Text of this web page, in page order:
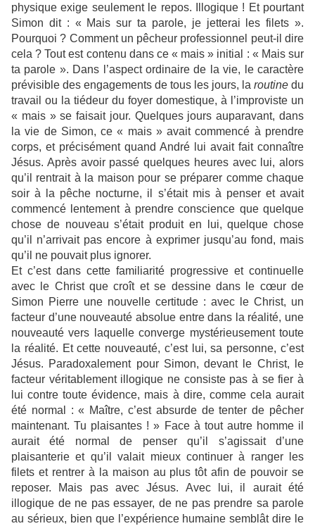
physique exige seulement le repos. Illogique ! Et pourtant
Simon dit : « Mais sur ta parole, je jetterai les filets ».
Pourquoi ? Comment un pêcheur professionnel peut-il dire
cela ? Tout est contenu dans ce « mais » initial : « Mais sur
ta parole ». Dans l’aspect ordinaire de la vie, le caractère
prévisible des engagements de tous les jours, la routine du
travail ou la tiédeur du foyer domestique, à l’improviste un
« mais » se faisait jour. Quelques jours auparavant, dans
la vie de Simon, ce « mais » avait commencé à prendre
corps, et précisément quand André lui avait fait connaître
Jésus. Après avoir passé quelques heures avec lui, alors
qu’il rentrait à la maison pour se préparer comme chaque
soir à la pêche nocturne, il s’était mis à penser et avait
commencé lentement à prendre conscience que quelque
chose de nouveau s’était produit en lui, quelque chose
qu’il n’arrivait pas encore à exprimer jusqu’au fond, mais
qu’il ne pouvait plus ignorer.
Et c’est dans cette familiarité progressive et continuelle
avec le Christ que croît et se dessine dans le cœur de
Simon Pierre une nouvelle certitude : avec le Christ, un
facteur d’une nouveauté absolue entre dans la réalité, une
nouveauté vers laquelle converge mystérieusement toute
la réalité. Et cette nouveauté, c’est lui, sa personne, c’est
Jésus. Paradoxalement pour Simon, devant le Christ, le
facteur véritablement illogique ne consiste pas à se fier à
lui contre toute évidence, mais à dire, comme cela aurait
été normal : « Maître, c’est absurde de tenter de pêcher
maintenant. Tu plaisantes ! » Face à tout autre homme il
aurait été normal de penser qu’il s’agissait d’une
plaisanterie et qu’il valait mieux continuer à ranger les
filets et rentrer à la maison au plus tôt afin de pouvoir se
reposer. Mais pas avec Jésus. Avec lui, il aurait été
illogique de ne pas essayer, de ne pas prendre sa parole
au sérieux, bien que l’expérience humaine semblât dire le